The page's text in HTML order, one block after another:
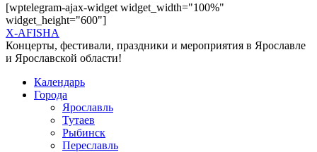
[wptelegram-ajax-widget widget_width="100%"
widget_height="600"]
X-AFISHA
Концерты, фестивали, праздники и мероприятия в Ярославле
и Ярославской области!
Календарь
Города
Ярославль
Тутаев
Рыбинск
Переславль